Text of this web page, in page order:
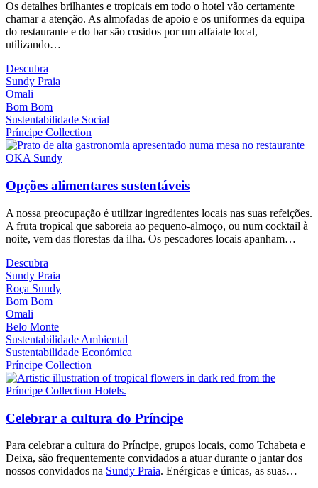
Os detalhes brilhantes e tropicais em todo o hotel vão certamente
chamar a atenção. As almofadas de apoio e os uniformes da equipa
do restaurante e do bar são cosidos por um alfaiate local,
utilizando…
Descubra
Sundy Praia
Omali
Bom Bom
Sustentabilidade Social
Príncipe Collection
Opções alimentares sustentáveis
A nossa preocupação é utilizar ingredientes locais nas suas refeições.
A fruta tropical que saboreia ao pequeno-almoço, ou num cocktail à
noite, vem das florestas da ilha. Os pescadores locais apanham…
Descubra
Sundy Praia
Roça Sundy
Bom Bom
Omali
Belo Monte
Sustentabilidade Ambiental
Sustentabilidade Económica
Príncipe Collection
Celebrar a cultura do Príncipe
Para celebrar a cultura do Príncipe, grupos locais, como Tchabeta e
Deixa, são frequentemente convidados a atuar durante o jantar dos
nossos convidados na Sundy Praia. Enérgicas e únicas, as suas…